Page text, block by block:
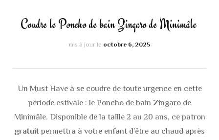
Coudre le Poncho de bain Zingaro de Minimâle
mis à jour le octobre 6, 2025
Un Must Have à se coudre de toute urgence en cette
période estivale : le Poncho de bain Zingarode
Minimâle. Disponible de la taille 2 au 20 ans, ce patron
gratuitpermettra à votre enfant d’être au chaud après